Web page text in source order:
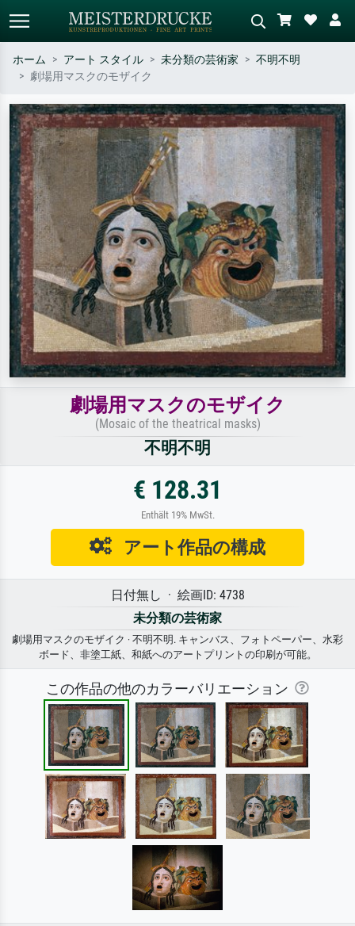
作家名・作品名・スタイルで検索
– 例：モネ、星月夜、印象派、北
斎の波、ヌード。
シーンを説明してください – 例：
緑の草原、赤の多い抽象画、暗い
油絵、木のそばの立ち姿のヌー
ド。
ホーム アート スタイル 未分類の芸術家
不明不明
劇場用マスクのモザイク
劇場用マスクのモザイク
(Mosaic of the theatrical masks)
不明不明
€ 128.31
Enthält 19% MwSt.
アート作品の構成
日付無し · 絵画ID: 4738
未分類の芸術家
劇場用マスクのモザイク · 不明不明. キャンバス、フォトペーパー、水彩
ボード、非塗工紙、和紙へのアートプリントの印刷が可能。
この作品の他のカラーバリエーション